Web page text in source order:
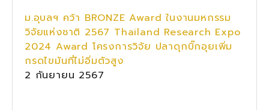
ม.อุบลฯ คว้า BRONZE Award ในงานมหกรรม
วิจัยแห่งชาติ 2567 Thailand Research Expo
2024 Award โครงการวิจัย ปลาดุกบิ๊กอุยเพิ่ม
กรดไขมันที่ไม่อิ่มตัวสูง
2 กันยายน 2567